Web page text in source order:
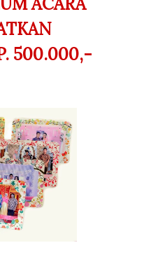
500.000,-